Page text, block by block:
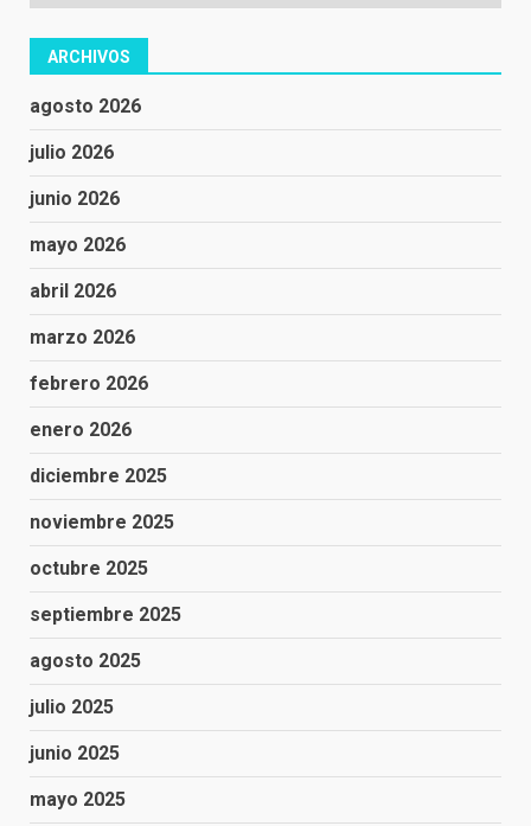
ARCHIVOS
agosto 2026
julio 2026
junio 2026
mayo 2026
abril 2026
marzo 2026
febrero 2026
enero 2026
diciembre 2025
noviembre 2025
octubre 2025
septiembre 2025
agosto 2025
julio 2025
junio 2025
mayo 2025